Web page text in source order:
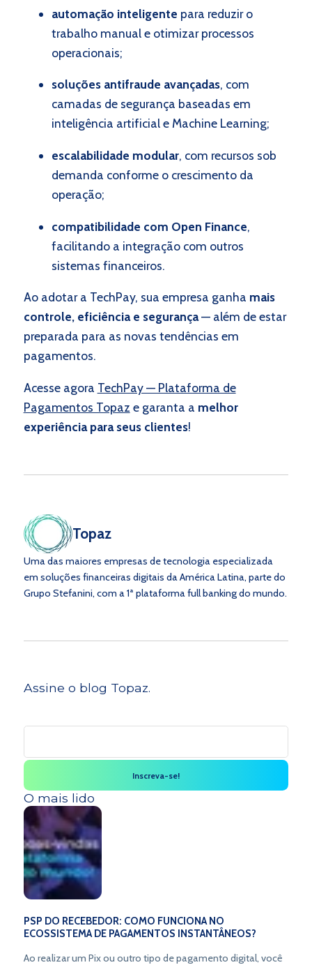
automação inteligente para reduzir o
trabalho manual e otimizar processos
operacionais;
soluções antifraude avançadas, com
camadas de segurança baseadas em
inteligência artificial e Machine Learning;
escalabilidade modular, com recursos sob
demanda conforme o crescimento da
operação;
compatibilidade com Open Finance,
facilitando a integração com outros
sistemas financeiros.
Ao adotar a TechPay, sua empresa ganha mais
controle, eficiência e segurança— além de estar
preparada para as novas tendências em
pagamentos.
Acesse agora TechPay — Plataforma de
Pagamentos Topaz e garanta a melhor
experiência para seus clientes!
Topaz
Uma das maiores empresas de tecnologia especializada
em soluções financeiras digitais da América Latina, parte do
Grupo Stefanini, com a 1ª plataforma full banking do mundo.
Assine o blog Topaz.
O mais lido
PSP DO RECEBEDOR: COMO FUNCIONA NO
ECOSSISTEMA DE PAGAMENTOS INSTANTÂNEOS?
Ao realizar um Pix ou outro tipo de pagamento digital, você